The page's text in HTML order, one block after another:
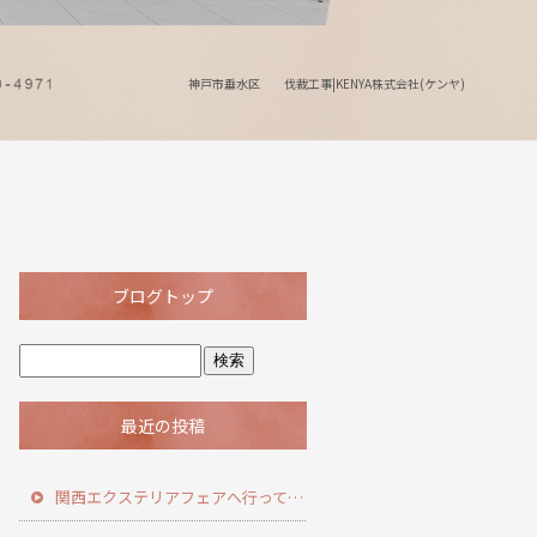
神戸市垂水区 伐裁工事|KENYA株式会社(ケンヤ)
ブログトップ
最近の投稿
関西エクステリアフェアへ行ってきました